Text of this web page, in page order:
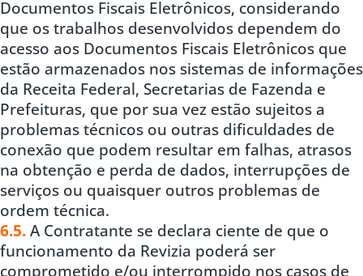
Documentos Fiscais Eletrônicos, considerando
que os trabalhos desenvolvidos dependem do
acesso aos Documentos Fiscais Eletrônicos que
estão armazenados nos sistemas de informações
da Receita Federal, Secretarias de Fazenda e
Prefeituras, que por sua vez estão sujeitos a
problemas técnicos ou outras dificuldades de
conexão que podem resultar em falhas, atrasos
na obtenção e perda de dados, interrupções de
serviços ou quaisquer outros problemas de
ordem técnica.
6.5. A Contratante se declara ciente de que o
funcionamento da Revizia poderá ser
comprometido e/ou interrompido nos casos de